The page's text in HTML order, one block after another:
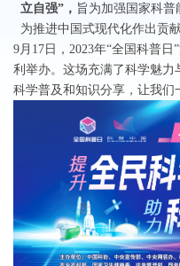
立自强”， 旨为加强国家科普
为推进中国式现代化作出贡献
9月17日，2023年“全国科普日
利举办。这场充满了科学魅
科学普及和知识分享，让我